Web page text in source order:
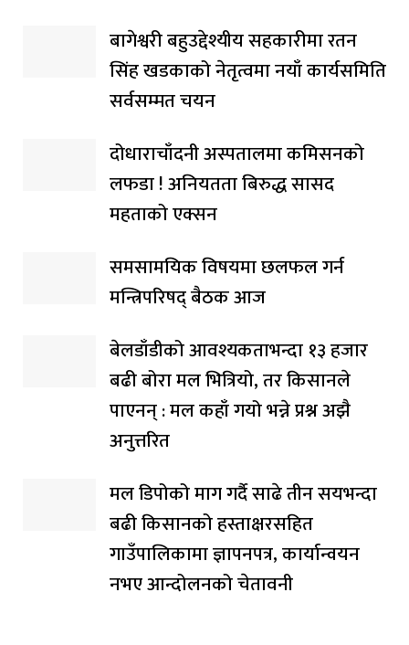
बागेश्वरी बहुउद्देश्यीय सहकारीमा रतन
सिंह खडकाको नेतृत्वमा नयाँ कार्यसमिति
सर्वसम्मत चयन
दोधाराचाँदनी अस्पतालमा कमिसनको
लफडा ! अनियतता बिरुद्ध सासद
महताको एक्सन
समसामयिक विषयमा छलफल गर्न
मन्त्रिपरिषद् बैठक आज
बेलडाँडीको आवश्यकताभन्दा १३ हजार
बढी बोरा मल भित्रियो, तर किसानले
पाएनन् : मल कहाँ गयो भन्ने प्रश्न अझै
अनुत्तरित
मल डिपोको माग गर्दै साढे तीन सयभन्दा
बढी किसानको हस्ताक्षरसहित
गाउँपालिकामा ज्ञापनपत्र, कार्यान्वयन
नभए आन्दोलनको चेतावनी